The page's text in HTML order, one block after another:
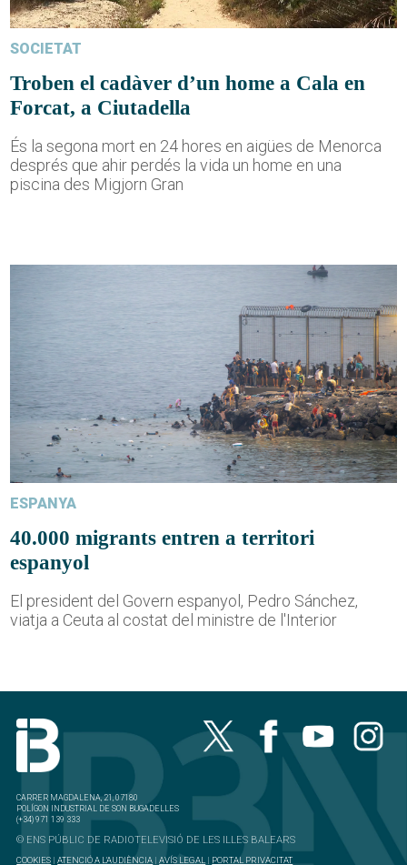
SOCIETAT
Troben el cadàver d’un home a Cala en
Forcat, a Ciutadella
És la segona mort en 24 hores en aigües de Menorca
després que ahir perdés la vida un home en una
piscina des Migjorn Gran
ESPANYA
40.000 migrants entren a territori
espanyol
El president del Govern espanyol, Pedro Sánchez,
viatja a Ceuta al costat del ministre de l'Interior
CARRER MAGDALENA, 21, 07180
POLÍGON INDUSTRIAL DE SON BUGADELLES
(+34) 971 139 333
© ENS PÚBLIC DE RADIOTELEVISIÓ DE LES ILLES BALEARS
COOKIES |ATENCIÓ A L'AUDIÈNCIA |AVÍS LEGAL | PORTAL PRIVACITAT